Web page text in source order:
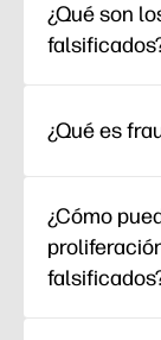
¿Qué son
¿Qué es
¿Cómo